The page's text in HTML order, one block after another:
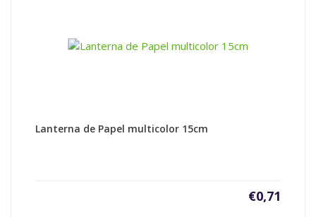
Lanterna de Papel multicolor 15cm
€0,71